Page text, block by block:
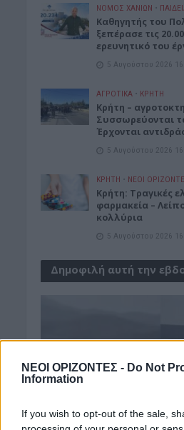
ΝΕΟΙ ΟΡΙΖΟΝΤΕΣ - Do Not
Information
If you wish to opt-out of the sale,
ΝΟΜΌΣ ΧΑΝΊΩΝ •
Καθηγητής του
ξεπέρασε τις
ερευνητικό του
5 Αυγούστου 2026
ΑΓΡΟΤΙΚΑ • ΚΡΗΤΗ
Κρήτη –
Συσσωρεύονται
Έρχονται
5 Αυγούστου 2026
ΚΡΗΤΗ • ΝΕΟΙ
Κρήτη: Τραγικές
φαρμακεία –
κολλύρια
5 Αυγούστου 2026
Δημοφιλή αυτή την